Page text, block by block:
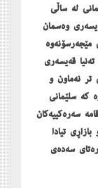
لە ساڵی
وەسمان
قەیسەری
تر نەماون و
کە سلێمانی
سەرەکییەکان
تیادا
سەدەی